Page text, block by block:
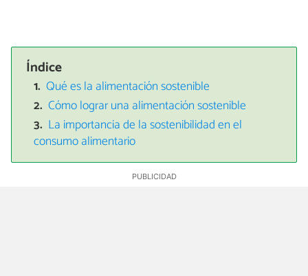
Índice
Qué es la alimentación sostenible
Cómo lograr una alimentación sostenible
La importancia de la sostenibilidad en el
consumo alimentario